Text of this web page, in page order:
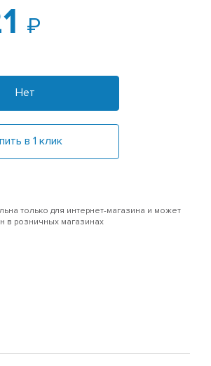
Нет
в 1 клик
только для интернет-магазина и может
в розничных магазинах